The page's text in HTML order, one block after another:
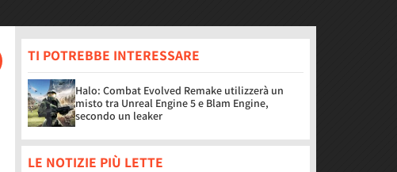
TI POTREBBE INTERESSARE
Halo: Combat Evolved Remake utilizzerà un
misto tra Unreal Engine 5 e Blam Engine,
secondo un leaker
LE NOTIZIE PIÙ LETTE